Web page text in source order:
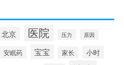
北京 医院 压力 原因
安眠药 宝宝 家长 小时